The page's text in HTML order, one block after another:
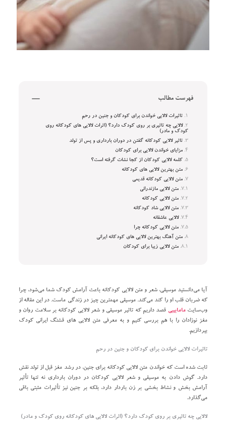
فهرست مطالب
تاثیرات لالایی خواندن برای کودکان و جنین در رحم
لالایی چه تاثیری بر روی کودک دارد؟ (اثرات لالایی‌ های کودکانه روی
کودک و مادر)
تاثیر لالایی کودکانه گفتن در دوران بارداری و پس از تولد
مزایای خواندن لالایی برای کودکان
کلمه لالایی کودکان از کجا نشات گرفته است؟
متن بهترین لالایی‌ های کودکانه
متن لالایی کودکانه قدیمی
متن لالایی مازندرانی
متن لالایی کودکانه
متن لالایی شاد کودکانه
لالایی عاشقانه
متن لالایی کودکانه چرا
متن آهنگ بهترین لالایی‌ های کودکانه ایرانی
متن لالایی زیبا برای کودکان
آیا می‌دانستید موسیقی، شعر و متن لالایی کودکانه باعث آرامش کودک شما می‌شود، چرا
که ضربان قلب او را کند می‌کند. موسیقی مهمترین چیز در زندگی ماست. در این مقاله از
وب‌سایتمامابیبی قصد داریم که تاثیر موسیقی و شعر لالایی کودکانه بر سلامت روان و
مغز نوزادان را با هم بررسی کنیم و به معرفی متن لالایی های قشنگ ایرانی کودک
بپردازیم.
تاثیرات لالایی خواندن برای کودکان و جنین در رحم
ثابت شده است که خواندن متن لالایی کودکانه برای جنین، در رشد مغز قبل از تولد نقش
دارد. گوش دادن به موسیقی و شعر لالایی کودکان در دوران بارداری نه تنها تأثیر
آرامش بخش و نشاط بخشی بر زن باردار دارد، بلکه بر جنین نیز تأثیرات مثبتی باقی
می‌گذارد.
لالایی چه تاثیری بر روی کودک دارد؟ (اثرات لالایی‌ های کودکانه روی کودک و مادر)